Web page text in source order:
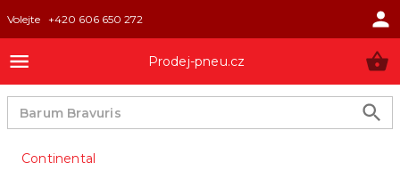
Volejte +420 606 650 272
Prodej-pneu.cz
Continental